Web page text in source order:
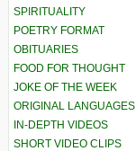
SPIRITUALITY
POETRY FORMAT
OBITUARIES
FOOD FOR THOUGHT
JOKE OF THE WEEK
ORIGINAL LANGUAGES
IN-DEPTH VIDEOS
SHORT VIDEO CLIPS